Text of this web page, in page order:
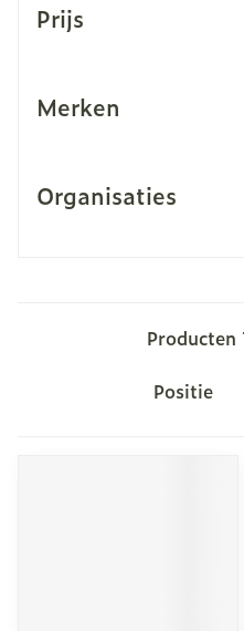
Prijs
Merken
Organisaties
Producten
Sorteer op: